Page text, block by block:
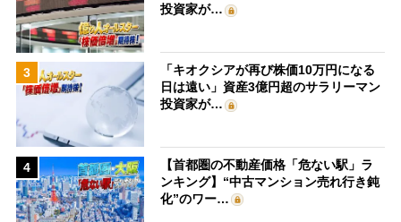
投資家が…
3
「キオクシアが再び株価10万円になる
日は遠い」資産3億円超のサラリーマン
投資家が…
4
【首都圏の不動産価格「危ない駅」ラ
ンキング】“中古マンション売れ行き鈍
化”のワー…